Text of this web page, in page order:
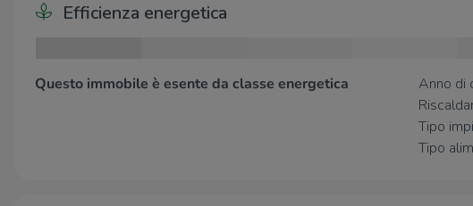
livello e dotazioni tecnologiche avanzate, tra cui impianto elettrico
Il residence garantisce privacy e benessere, immerso tra vigneti,
condominiale e area solarium perfettamente integrate nel paesaggio.
Lago d’Iseo, vicino a cantine e borghi storici, con rapidi collegamenti
All’interno del complesso sono inoltre disponibili posti auto coperti e
Efficienza energetica
Questo immobile è esente da classe energetica Anno di
Tipo
Tipo